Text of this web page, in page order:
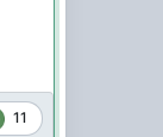
11